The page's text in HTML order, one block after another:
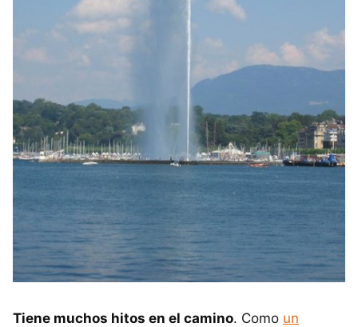
Tiene muchos hitos en el camino. Como un